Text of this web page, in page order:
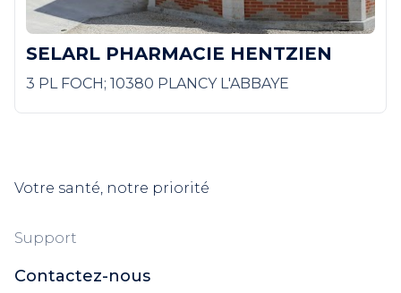
SELARL PHARMACIE HENTZIEN
3 PL FOCH; 10380 PLANCY L'ABBAYE
Votre santé, notre priorité
Support
Contactez-nous